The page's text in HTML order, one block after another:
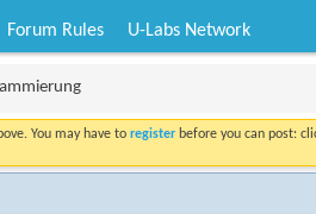
Forum Rules U-Labs Network
You may have toregister before you can post: